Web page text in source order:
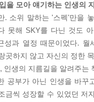
세상에는 작은 것 하나도
을 얻고자 하는 뻔뻔한
자, 그 무게를 견뎌라'라는
보여준 여행」 중에서
을 모아 얘기하는 인생의
. 소위 말하는 '스펙'만을
못해 SKY를 다닌 것도
성과 열정 때문이었다.
곳하지 않고 자신의 정한
인생의 지름길을 알려주
공부가 아닌 인생을 바
금씩 성장할 수 있었던 저